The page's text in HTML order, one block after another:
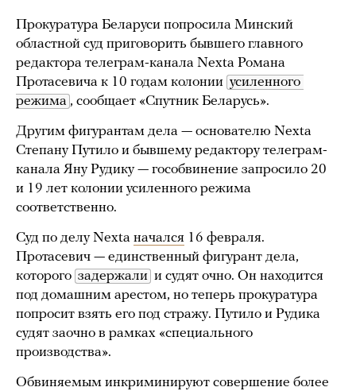
Прокуратура Беларуси попросила Минский
областной суд приговорить бывшего главного
редактора телеграм-канала Nexta Романа
Протасевича к 10 годам колонии усиленного
режима , сообщает «Спутник Беларусь».
Другим фигурантам дела — основателю Nexta
Степану Путило и бывшему редактору телеграм-
канала Яну Рудику — гособвинение запросило 20
и 19 лет колонии усиленного режима
соответственно.
Суд по делу Nexta начался 16 февраля.
Протасевич — единственный фигурант дела,
которого задержали и судят очно. Он находится
под домашним арестом, но теперь прокуратура
попросит взять его под стражу. Путило и Рудика
судят заочно в рамках «специального
производства».
Обвиняемым инкриминируют совершение более